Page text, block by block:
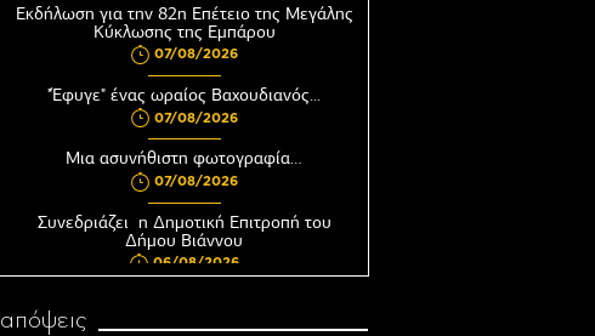
Εκδήλωση για την 82η Επέτειο της Μεγάλης
Κύκλωσης της Εμπάρου
07/08/2026
"Έφυγε" ένας ωραίος Βαχουδιανός...
07/08/2026
Μια ασυνήθιστη φωτογραφία…
07/08/2026
Συνεδριάζει η Δημοτική Επιτροπή του
Δήμου Βιάννου
06/08/2026
Βιάννου-Τόπος πίστης, μνήμης και
απόψεις